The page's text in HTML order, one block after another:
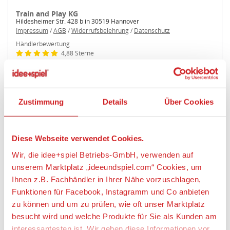
Zustimmung Details Über Cookies
Diese Webseite verwendet Cookies.
Wir, die idee+spiel Betriebs-GmbH, verwenden auf
unserem Marktplatz „ideeundspiel.com“ Cookies, um
Ihnen z.B. Fachhändler in Ihrer Nähe vorzuschlagen,
Funktionen für Facebook, Instagramm und Co anbieten
zu können und um zu prüfen, wie oft unser Marktplatz
besucht wird und welche Produkte für Sie als Kunden am
Train and Play KG
Hildesheimer Str. 428 b in 30519 Hannover
Impressum/AGB /Widerrufsbelehrung/ Datenschutz
Händlerbewertung
4,88 Sterne
1,99 €
zzgl. 6,99 € Versand
1,99 €
Kostenlose Abholung
Modellbahn Kramm GmbH
Hofstr. 12 in 40723 Hilden
Impressum
AGB / Widerrufsbelehrung / Datenschutz
Händlerbewertung
5 Sterne
1,99 €
1,99 €
Kostenlose Abholung